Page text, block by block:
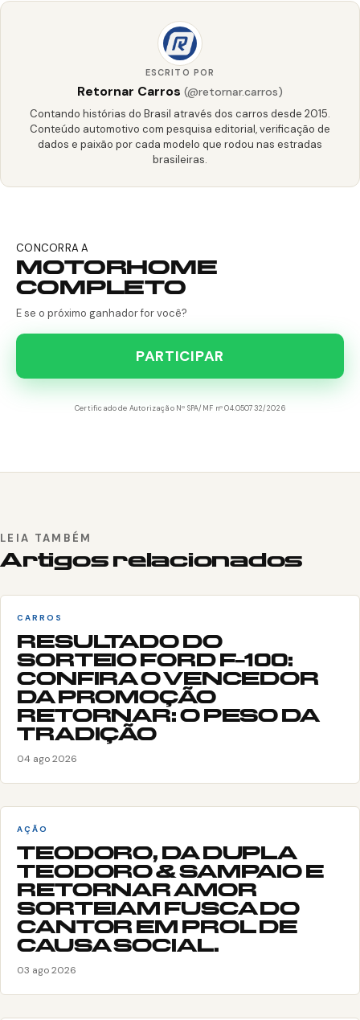
ESCRITO POR
Retornar Carros (@retornar.carros)
Contando histórias do Brasil através dos carros desde 2015.
Conteúdo automotivo com pesquisa editorial, verificação de
dados e paixão por cada modelo que rodou nas estradas
brasileiras.
CONCORRA A
MOTORHOME
COMPLETO
E se o próximo ganhador for você?
PARTICIPAR
Certificado de Autorização Nº SPA/MF nº 04.050732/2026
LEIA TAMBÉM
Artigos relacionados
CARROS
RESULTADO DO
SORTEIO FORD F-100:
CONFIRA O VENCEDOR
DA PROMOÇÃO
RETORNAR: O PESO DA
TRADIÇÃO
04 ago 2026
AÇÃO
TEODORO, DA DUPLA
TEODORO & SAMPAIO E
RETORNAR AMOR
SORTEIAM FUSCA DO
CANTOR EM PROL DE
CAUSA SOCIAL.
03 ago 2026